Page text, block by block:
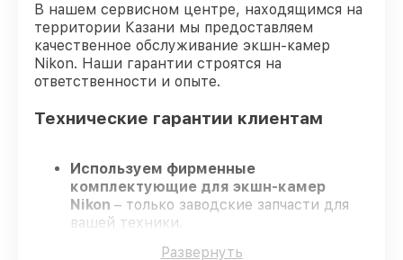
В нашем сервисном центре, находящимся на
территории Казани мы предоставляем
качественное обслуживание экшн-камер
Nikon. Наши гарантии строятся на
ответственности и опыте.
Технические гарантии клиентам
Используем фирменные
комплектующие для экшн-камер
Nikon – только заводские запчасти для
вашей техники.
Развернуть